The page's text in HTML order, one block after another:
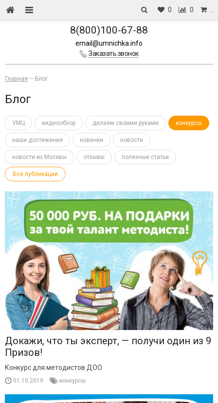
0 0
8(800)100-67-88
email@umnichka.info
Заказать звонок
Главная — Блог
Блог
УМЦ видеообзор делаем своими руками конкурсы
наши достижения новинки новости
новости из Москвы отзывы полезные статьи
Все публикации
Докажи, что ты эксперт, — получи один из 9
Призов!
Конкурс для методистов ДОО
01.10.2019 конкурсы